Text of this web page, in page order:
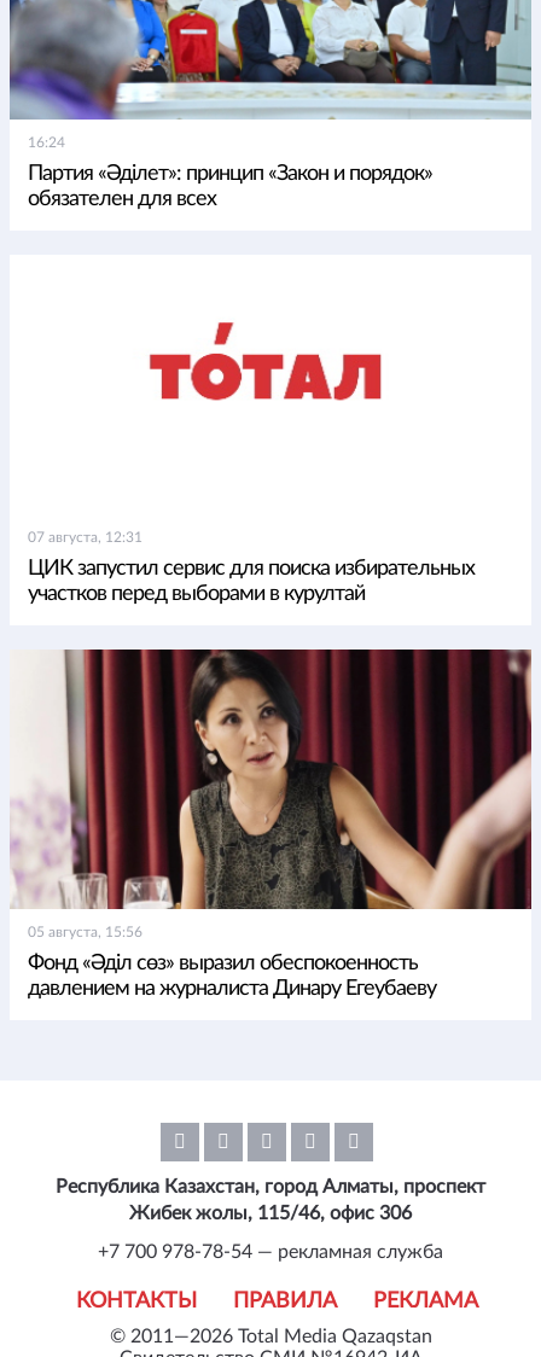
16:24
Партия «Әділет»: принцип «Закон и порядок»
обязателен для всех
07 августа, 12:31
ЦИК запустил сервис для поиска избирательных
участков перед выборами в курултай
05 августа, 15:56
Фонд «Әділ сөз» выразил обеспокоенность
давлением на журналиста Динару Егеубаеву
© 2011—2026 Total Media Qazaqstan
КОНТАКТЫ ПРАВИЛА РЕКЛАМА
Республика Казахстан, город Алматы, проспект
Жибек жолы, 115/46, офис 306
+7 700 978-78-54 — рекламная служба